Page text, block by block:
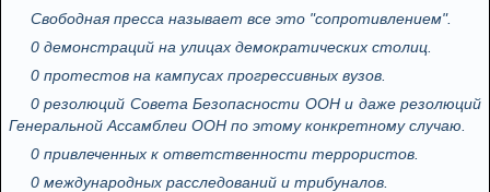
Свободная пресса называет все это "сопротивлением".
0 демонстраций на улицах демократических столиц.
0 протестов на кампусах прогрессивных вузов.
0 резолюций Совета Безопасности ООН и даже резолюций
Генеральной Ассамблеи ООН по этому конкретному случаю.
0 привлеченных к ответственности террористов.
0 международных расследований и трибуналов.